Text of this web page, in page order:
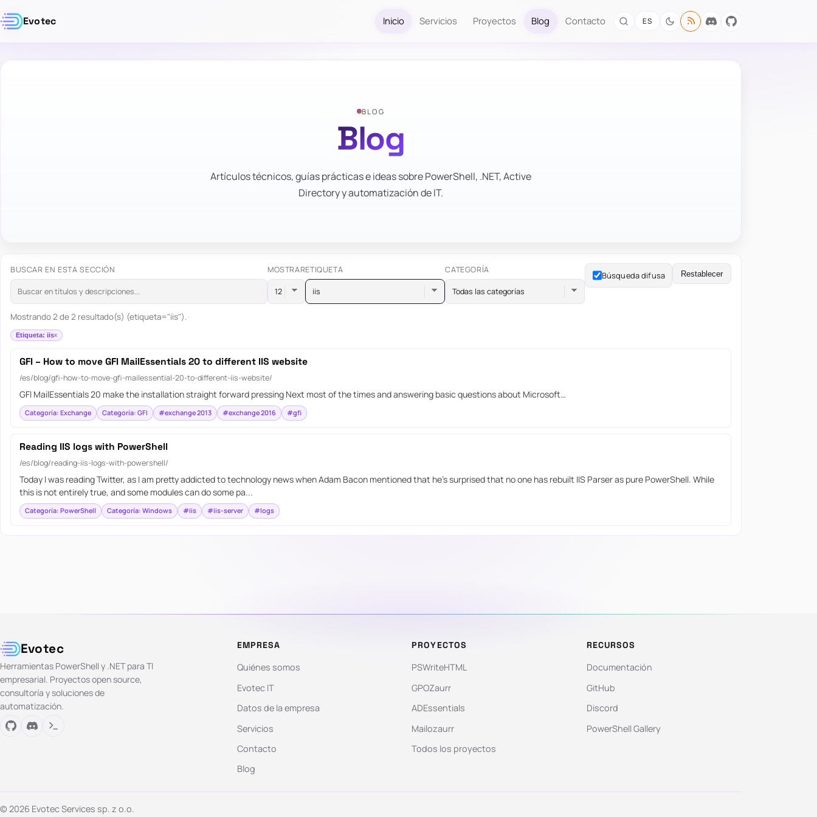
Evotec Inicio Servicios Proyectos Blog Contacto ES
BLOG
Blog
Artículos técnicos, guías prácticas e ideas sobre PowerShell, .NET, Active
Directory y automatización de IT.
BUSCAR EN ESTA SECCIÓN MOSTRARETIQUETA
iis
CATEGORÍA
Todas las categorías
Búsqueda difusa Restablecer
Mostrando 2 de 2 resultado(s) (etiqueta="iis").
Etiqueta: iis
GFI – How to move GFI MailEssentials 20 to different IIS website
/es/blog/gfi-how-to-move-gfi-mailessential-20-to-different-iis-website/
GFI MailEssentials 20 make the installation straight forward pressing Next most of the times and answering basic questions about Microsoft…
Categoría: Exchange Categoría: GFI #exchange 2013 #exchange 2016 #gfi
Reading IIS logs with PowerShell
/es/blog/reading-iis-logs-with-powershell/
Today I was reading Twitter, as I am pretty addicted to technology news when Adam Bacon mentioned that he’s surprised that no one has rebuilt IIS Parser as pure PowerShell. While
this is not entirely true, and some modules can do some pa...
Categoría: PowerShell Categoría: Windows #iis #iis-server #logs
Evotec
Herramientas PowerShell y .NET para TI
empresarial. Proyectos open source,
consultoría y soluciones de
automatización.
EMPRESA
Quiénes somos
Evotec IT
Datos de la empresa
Servicios
Contacto
Blog
PROYECTOS
PSWriteHTML
GPOZaurr
ADEssentials
Mailozaurr
Todos los proyectos
RECURSOS
Documentación
GitHub
Discord
PowerShell Gallery
© 2026 Evotec Services sp. z o.o.